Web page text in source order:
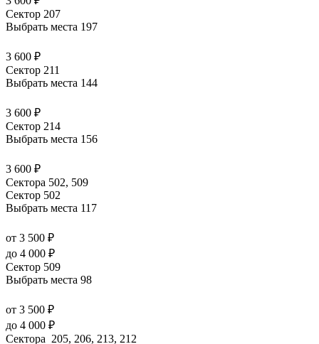
Сектор 207
Выбрать места 197
3 600 ₽
Сектор 211
Выбрать места 144
3 600 ₽
Сектор 214
Выбрать места 156
3 600 ₽
Сектора 502, 509
Сектор 502
Выбрать места 117
от 3 500 ₽
до 4 000 ₽
Сектор 509
Выбрать места 98
от 3 500 ₽
до 4 000 ₽
Сектора 205, 206, 213, 212